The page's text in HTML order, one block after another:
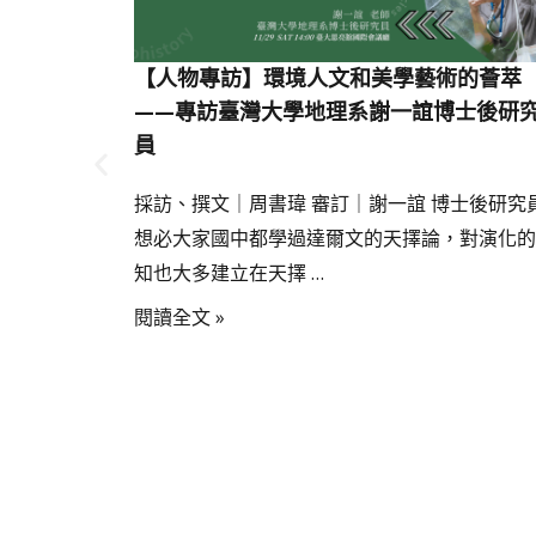
【人物專訪】環境人文和美學藝術的薈萃
——專訪臺灣大學地理系謝一誼博士後研
員
採訪、撰文｜周書瑋 審訂｜謝一誼 博士後研究
想必大家國中都學過達爾文的天擇論，對演化
知也大多建立在天擇 …
閱讀全文 »